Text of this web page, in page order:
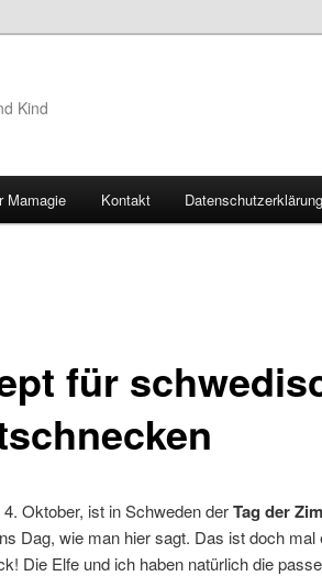
Kind
Mamagie Kontakt Datenschutzerklärung
für
Oktober, ist in Schweden derTag der
Dag, wie man hier sagt. Das ist doch
Die Elfe und ich haben natürlich die